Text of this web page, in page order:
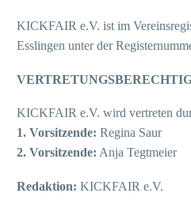
KICKFAIR e.V. ist im
Esslingen unter der
KICKFAIR e.V. wird vertreten
1. Vorsitzende: Regina Saur
2. Vorsitzende: Anja Tegtmeier
Redaktion: KICKFAIR e.V.